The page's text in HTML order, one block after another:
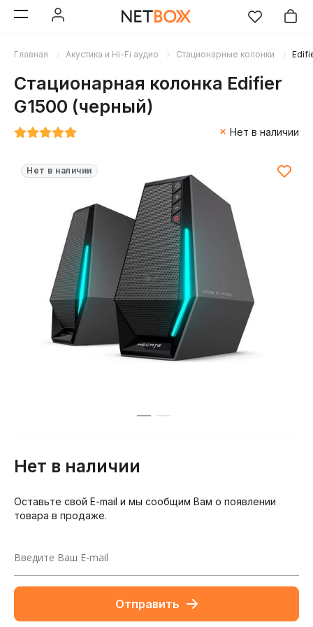
Главная Акустика и Hi-Fi аудио Стационарные колонки
Стационарная колонка Edifier
G1500 (черный)
Нет в наличии
Нет в наличии
Нет в наличии
Оставьте свой E-mail и мы сообщим Вам о появлении
товара в продаже.
Отправить